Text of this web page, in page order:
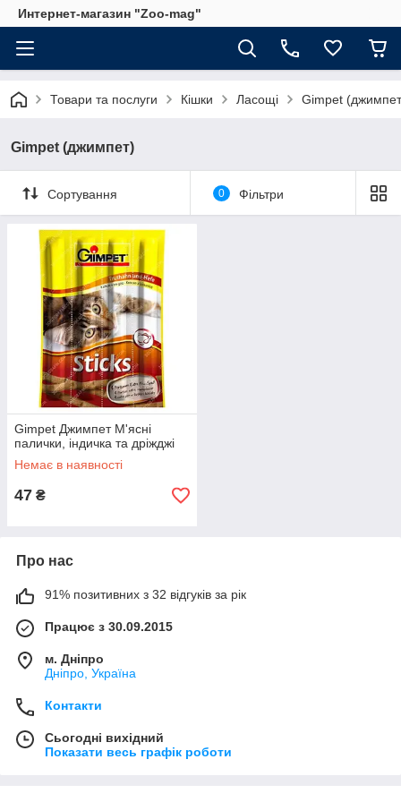
Интернет-магазин "Zoo-mag"
Товари та послуги Кішки Ласощі Gimpet
Gimpet (джимпет)
Сортування 0 Фільтри
Gimpet Джимпет М'ясні
палички, індичка та дріжджі
Немає в наявності
47 ₴
Про нас
91% позитивних з 32 відгуків за рік
Працює з 30.09.2015
м. Дніпро
Дніпро, Україна
Контакти
Сьогодні вихідний
Показати весь графік роботи